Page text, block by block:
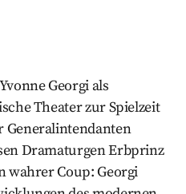
Georgi als
Theater zur Spielzeit
Generalintendanten
Dramaturgen Erbprinz
wahrer Coup: Georgi